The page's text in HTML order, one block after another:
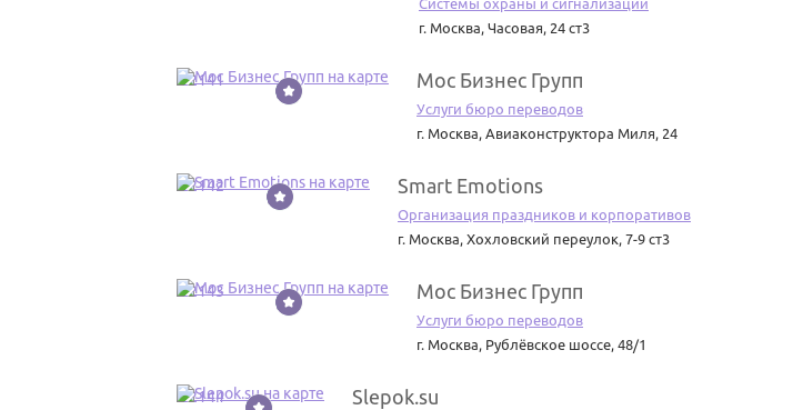
Системы охраны и сигнализации
г. Москва, Часовая, 24 ст3
22141 Мос Бизнес Групп
Услуги бюро переводов
г. Москва, Авиаконструктора Миля, 24
22142 Smart Emotions
Организация праздников и корпоративов
г. Москва, Хохловский переулок, 7-9 ст3
22143 Мос Бизнес Групп
Услуги бюро переводов
г. Москва, Рублёвское шоссе, 48/1
22144 Slepok.su